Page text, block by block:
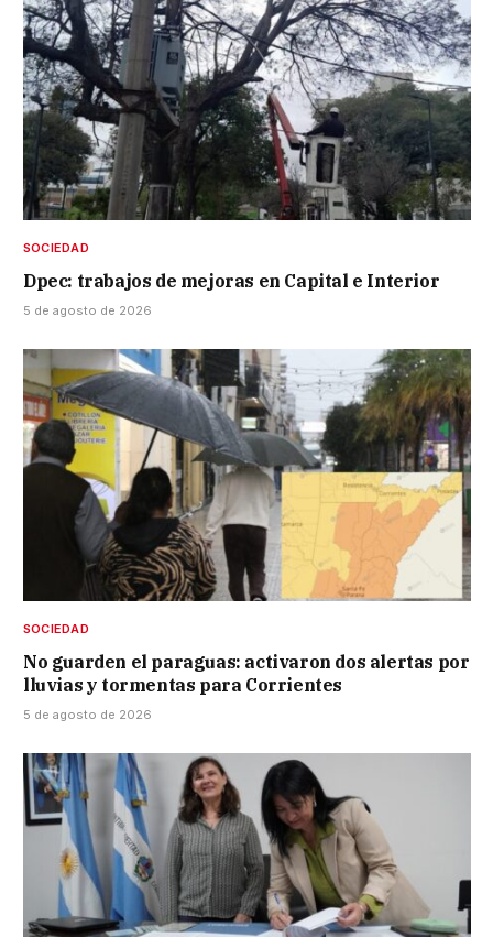
SOCIEDAD
Dpec: trabajos de mejoras en Capital e Interior
5 de agosto de 2026
SOCIEDAD
No guarden el paraguas: activaron dos alertas por
lluvias y tormentas para Corrientes
5 de agosto de 2026